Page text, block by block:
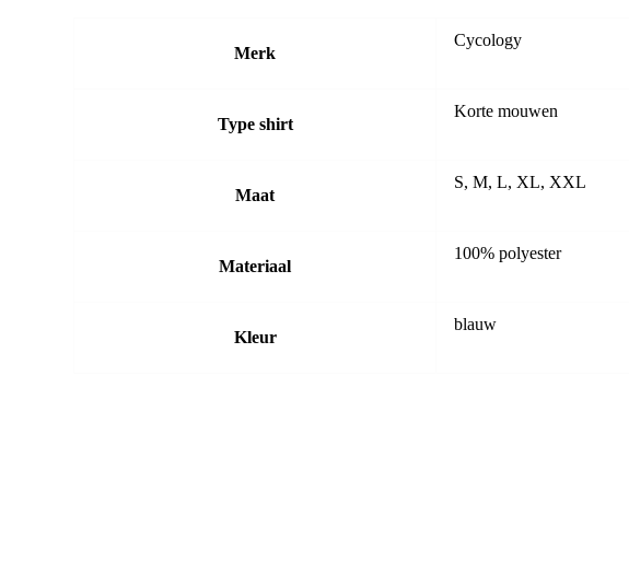
Merk
Cycology
Type shirt
Korte mouwen
Maat
S, M, L, XL, XXL
Materiaal
100% polyester
Kleur
blauw